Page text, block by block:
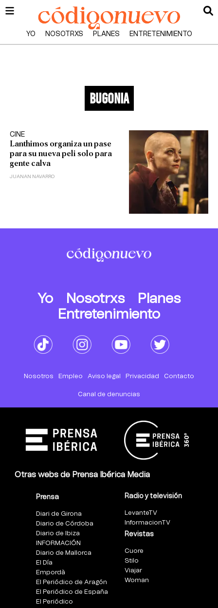
YO NOSOTRXS PLANES ENTRETENIMIENTO
bugonia
CINE
Lanthimos organiza un pase
para su nueva peli solo para
gente calva
JUANAN NAVARRO
Yo Nosotrxs
Planes
Entretenimiento
Nosotros Empleo Aviso legal Privacidad Contacto
Canal de denuncias
Otras webs de Prensa Ibérica Media
Prensa
Diari de Girona
Diario de Córdoba
Diario de Ibiza
INFORMACIÓN
Diario de Mallorca
El Día
Empordà
El Periódico de Aragón
El Periódico de España
El Periódico
Radio y televisión
LevanteTV
InformacionTV
Revistas
Cuore
Stilo
Viajar
Woman